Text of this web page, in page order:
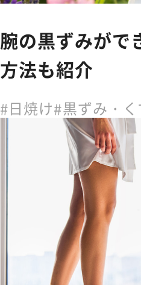
腕の黒ずみがで
方法も紹介
日焼け 黒ずみ・